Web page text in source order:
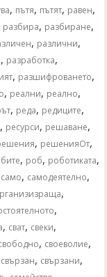
, пътя, пътят, равен,
разбира, разбиране,
, различни,
, разработка,
, разшифроването,
, реални, реално,
, реда, редиците,
, ресурси, решаване,
, решенияОт,
, роб, роботиката,
само, самодеятелно,
,
,
, сват, свеки,
, своеволие,
свързан, свързани,